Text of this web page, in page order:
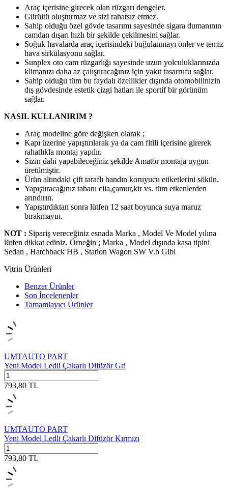
Araç içerisine girecek olan rüzgarı dengeler.
Gürültü oluşturmaz ve sizi rahatsız etmez.
Sahip olduğu özel gövde tasarımı sayesinde sigara dumanının
camdan dışarı hızlı bir şekilde çekilmesini sağlar.
Soğuk havalarda araç içerisindeki buğulanmayı önler ve temiz
hava sirkülasyonu sağlar.
Sunplex oto cam rüzgarlığı sayesinde uzun yolculuklarınızda
klimanızı daha az çalıştıracağınız için yakıt tasarrufu sağlar.
Sahip olduğu tüm bu faydalı özellikler dışında otomobilinizin
dış gövdesinde estetik çizgi hatları ile sportif bir görünüm
sağlar.
NASIL KULLANIRIM ?
Araç modeline göre değişken olarak ;
Kapı üzerine yapıştırılarak ya da cam fitili içerisine girerek
rahatlıkla montaj yapılır.
Sizin dahi yapabileceğiniz şekilde Amatör montaja uygun
üretilmiştir.
Ürün altındaki çift taraflı bandın koruyucu etiketlerini sökün.
Yapıştıracağınız tabanı cila,çamur,kir vs. tüm etkenlerden
arındırın.
Yapıştırdıktan sonra lütfen 12 saat boyunca suya maruz
bırakmayın.
NOT : Sipariş vereceğiniz esnada Marka , Model Ve Model yılına
lütfen dikkat ediniz. Örneğin ; Marka , Model dışında kasa tipini
Sedan , Hatchback HB , Station Wagon SW V.b Gibi
Vitrin Ürünleri
Benzer Ürünler
Son İncelenenler
Tamamlayıcı Ürünler
UMTAUTO PART
Yeni Model Ledli Çakarlı Difüzör Gri
793,80 TL
UMTAUTO PART
Yeni Model Ledli Çakarlı Difüzör Kırmızı
793,80 TL